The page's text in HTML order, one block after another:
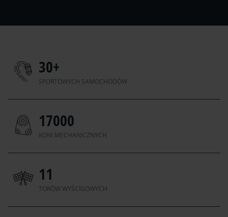
30+
SPORTOWYCH SAMOCHODÓW
17000
KONI MECHANICZNYCH
11
TORÓW WYŚCIGOWYCH